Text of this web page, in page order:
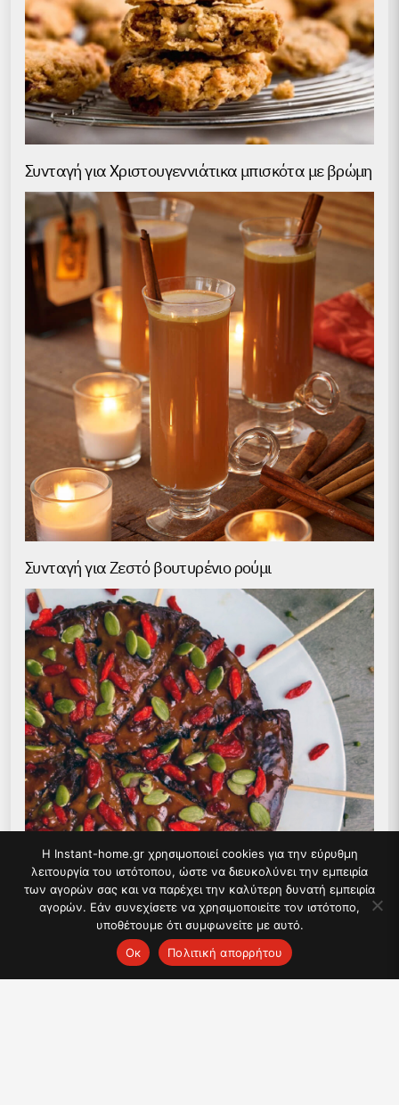
Συνταγή για Χριστουγεννιάτικα μπισκότα με βρώμη
Συνταγή για Ζεστό βουτυρένιο ρούμι
Συνταγή για Χριστουγεννιάτικα δέντρα brownies
Η Instant-home.gr χρησιμοποιεί cookies για την εύρυθμη
λειτουργία του ιστότοπου, ώστε να διευκολύνει την εμπειρία
των αγορών σας και να παρέχει την καλύτερη δυνατή εμπειρία
αγορών. Εάν συνεχίσετε να χρησιμοποιείτε τον ιστότοπο,
υποθέτουμε ότι συμφωνείτε με αυτό.
Ок
Πολιτική απορρήτου